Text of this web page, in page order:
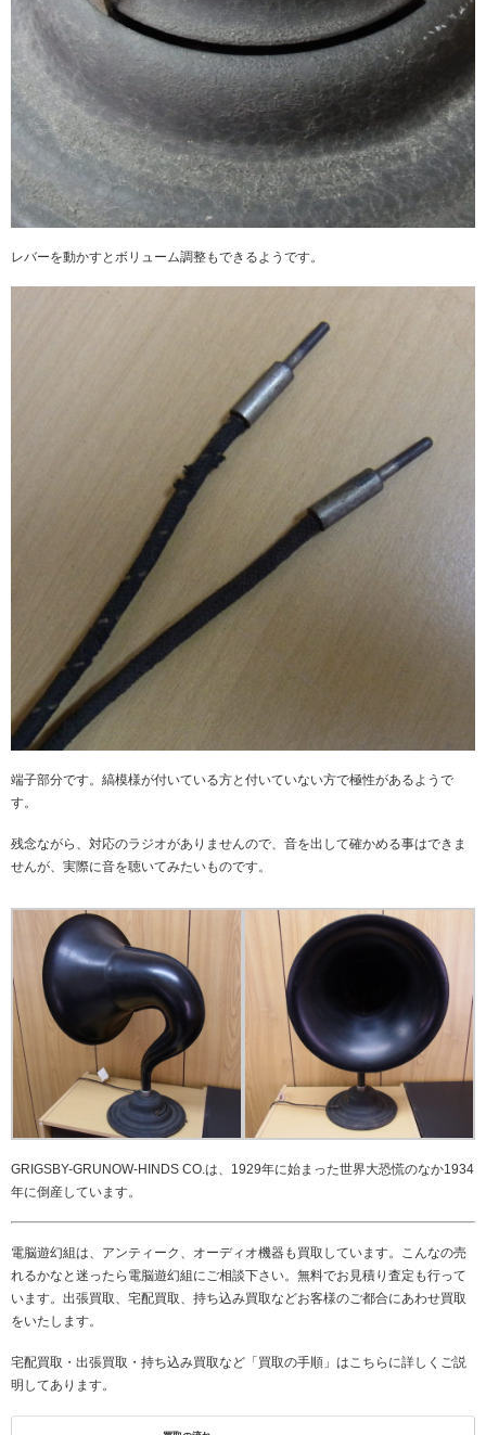
レバーを動かすとボリューム調整もできるようです。
端子部分です。縞模様が付いている方と付いていない方で極性があるようで
す。
残念ながら、対応のラジオがありませんので、音を出して確かめる事はできま
せんが、実際に音を聴いてみたいものです。
GRIGSBY-GRUNOW-HINDS CO.は、1929年に始まった世界大恐慌のなか1934
年に倒産しています。
電脳遊幻組は、アンティーク、オーディオ機器も買取しています。こんなの売
れるかなと迷ったら電脳遊幻組にご相談下さい。無料でお見積り査定も行って
います。出張買取、宅配買取、持ち込み買取などお客様のご都合にあわせ買取
をいたします。
宅配買取・出張買取・持ち込み買取など「買取の手順」はこちらに詳しくご説
明してあります。